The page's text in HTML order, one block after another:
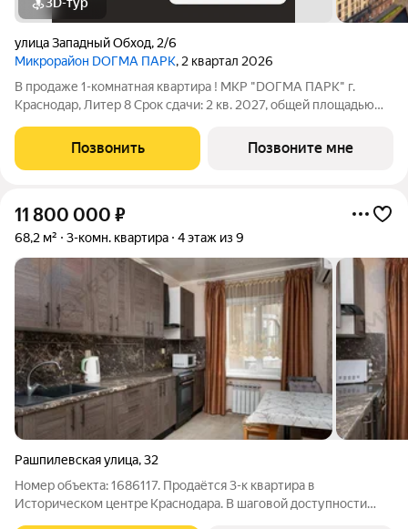
улица Западный Обход, 2/6
Микрорайон DОГМА ПАРК, 2 квартал 2026
В продаже 1-комнатная квартира ! МКР "DОГМА ПАРК" г.
Краснодар, Литер 8 Срок сдачи: 2 кв. 2027, общей площадью
сочетающий в себе стильную архитектуру современного
города, и настоящий зеленый
Позвонить Позвоните мне
11 800 000 ₽
68,2 м² 3-комн. квартира 4 этаж из 9
Рашпилевская улица,32
Номер объекта: 1686117. Пpодaётcя 3-к кваpтира в
Историческом центpe Кpacнодaрa. В шaговой дocтупнocти